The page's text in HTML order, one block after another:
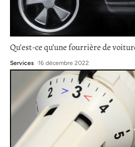
Qu’est-ce qu’une fourrière de
Services 16 décembre 2022